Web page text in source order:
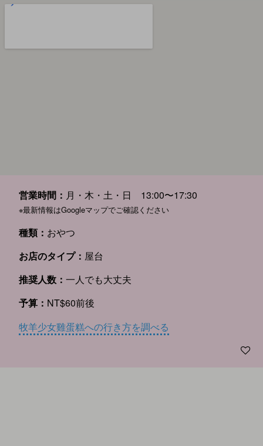
営業時間： 月・木・土・日 13:00〜17:30
※最新情報はGoogleマップでご確認ください
種類： おやつ
お店のタイプ： 屋台
推奨人数： 一人でも大丈夫
予算： NT$60前後
牧羊少女雞蛋糕への行き方を調べる